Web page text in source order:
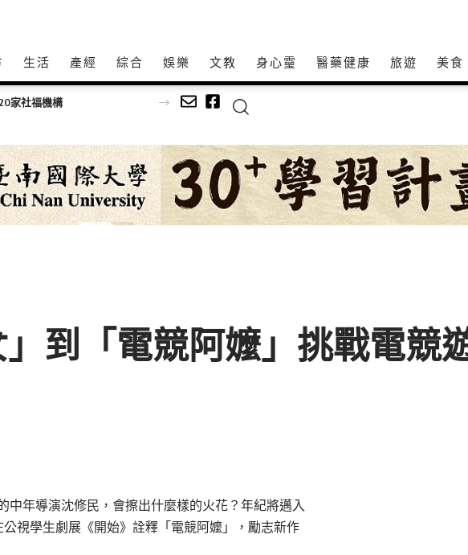
生活 產經 綜合 娛樂 文教 身心𩆜 醫藥健康 旅遊 美食
驚豔高齡高齡健康展
到「電競阿嬤」挑戰電競
年導演沈修民，會擦出什麼樣的火花？年紀將邁入
視學生劇展《開始》詮釋「電競阿嬤」，勵志新作